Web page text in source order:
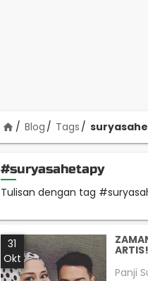
home Blog Tags
#suryasahetapy
Tulisan dengan tag
31
Okt
Panji